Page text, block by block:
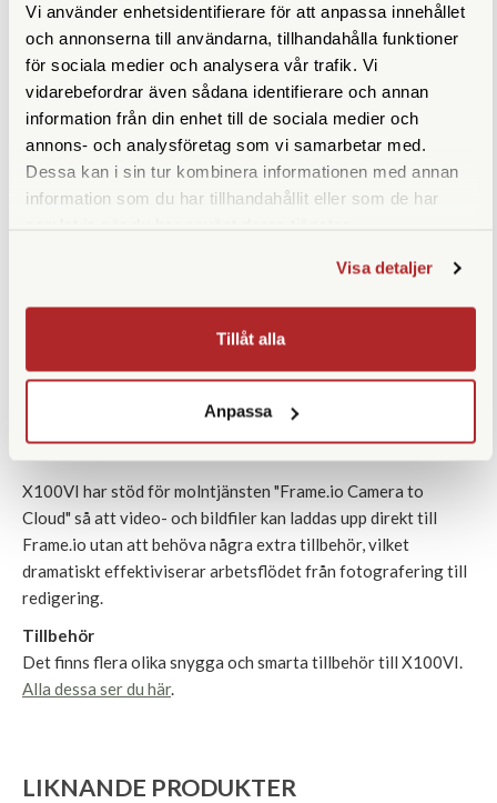
Vi använder enhetsidentifierare för att anpassa innehållet
och annonserna till användarna, tillhandahålla funktioner
för sociala medier och analysera vår trafik. Vi
vidarebefordrar även sådana identifierare och annan
information från din enhet till de sociala medier och
annons- och analysföretag som vi samarbetar med.
Dessa kan i sin tur kombinera informationen med annan
information som du har tillhandahållit eller som de har
Visa detaljer
Tillåt alla
Anpassa
spårning av motiv har tillkommit där användaren kan peka på
skärmen för att välja motiv som ska spåras under filmning i
AF-C + Wide / Tracking AF-läge. Detta gör det mycket
enklare att spåra rätt motiv i situationer där flera motiv finns i
bilden.
Förädlad hantering och tillbehör för vädertätning
Precis som sin föregångare, X100V, har nya FUJIFILM
X100VI en topp- och bottenplatta frästa ur aluminium som
säkerställa precis rätt känsla och placeringen av knapparna på
kamerans baksidan har flyttats för att bli lättare att nå med
höger hand. Kamerans bakre LCD-skärm är vinklingsbar, utan
att för den delen kompromissa med kamerans design och
X100VI har stöd för molntjänsten "Frame.io Camera to
Cloud" så att video- och bildfiler kan laddas upp direkt till
Frame.io utan att behöva några extra tillbehör, vilket
dramatiskt effektiviserar arbetsflödet från fotografering till
redigering.
Tillbehör
Det finns flera olika snygga och smarta tillbehör till X100VI.
Alla dessa ser du här.
LIKNANDE PRODUKTER